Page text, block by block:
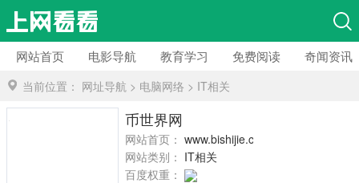
网站首页 电影导航 教育学习 免费阅读 奇闻资讯
当前位置： 网址导航 > 电脑网络 > IT相关
币世界网
网站首页： www.bishijie.com
网站类别： IT相关
百度权重：